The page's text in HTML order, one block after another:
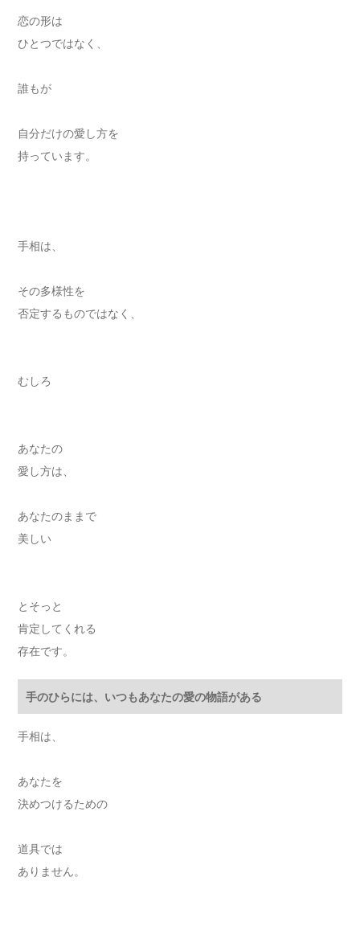
恋の形は
ひとつではなく、
誰もが
自分だけの愛し方を
持っています。
手相は、
その多様性を
否定するものではなく、
むしろ
あなたの
愛し方は、
あなたのままで
美しい
とそっと
肯定してくれる
存在です。
手のひらには、いつもあなたの愛の物語がある
手相は、
あなたを
決めつけるための
道具では
ありません。